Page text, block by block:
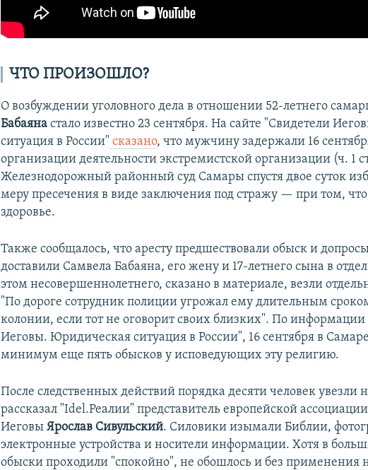
ЧТО ПРОИЗОШЛО?
О возбуждении уголовного дела в отношении 52-летнего
Бабаяна стало известно 23 сентября. На сайте "Свидетели
ситуация в России" сказано, что мужчину задержали 16
организации деятельности экстремистской организации (ч. 1
Железнодорожный районный суд Самары спустя двое суток
меру пресечения в виде заключения под стражу — при том, что
здоровье.
Также сообщалось, что аресту предшествовали обыск и
доставили Самвела Бабаяна, его жену и 17-летнего сына в
этом несовершеннолетнего, сказано в материале, везли
"По дороге сотрудник полиции угрожал ему длительным
колонии, если тот не оговорит своих близких". По информации
Иеговы. Юридическая ситуация в России", 16 сентября в
минимум еще пять обысков у исповедующих эту религию.
После следственных действий порядка десяти человек увезли
рассказал "Idel.Реалии" представитель европейской
ИеговыЯрослав Сивульский. Силовики изымали Библии,
электронные устройства и носители информации. Хотя в
обыски проходили "спокойно", не обошлось и без применения